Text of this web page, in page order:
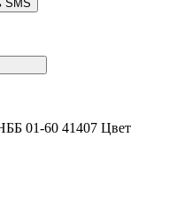
SMS
01-60 41407 Цвет